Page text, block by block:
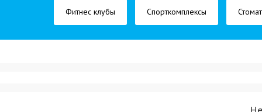
Фитнес клубы Спорткомплексы